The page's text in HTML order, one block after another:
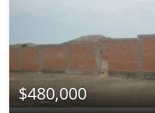
$480,000